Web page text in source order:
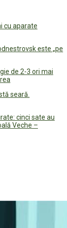
cu aparate
este „pe
de 2-3 ori mai
seară.
cinci sate au
Veche –